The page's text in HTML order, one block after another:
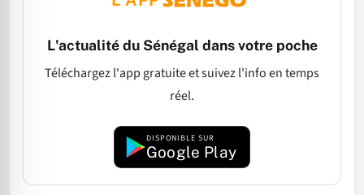
L'actualité du Sénégal dans votre poche
Téléchargez l'app gratuite et suivez l'info en temps
réel.
DISPONIBLE SUR
Google Play